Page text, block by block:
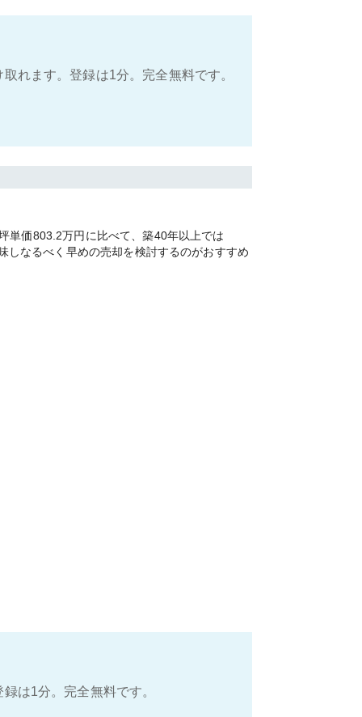
れます。登録は1分。完全無料です。
単価803.2万円に比べて、築40年以上では
なるべく早めの売却を検討するのがおすすめ
は1分。完全無料です。